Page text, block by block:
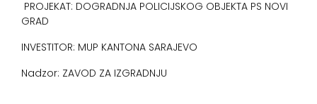
PROJEKAT: DOGRADNJA POLICIJSKOG OBJEKTA PS NOVI
GRAD
INVESTITOR: MUP KANTONA SARAJEVO
Nadzor: ZAVOD ZA IZGRADNJU